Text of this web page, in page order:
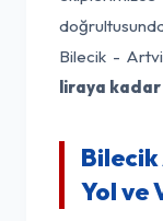
Bilecik -
liraya
Bilecik
Yol ve